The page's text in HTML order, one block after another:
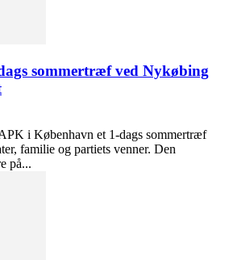
sommertræf ved Nykøbing
i København et 1-dags sommertræf
familie og partiets venner. Den
på...